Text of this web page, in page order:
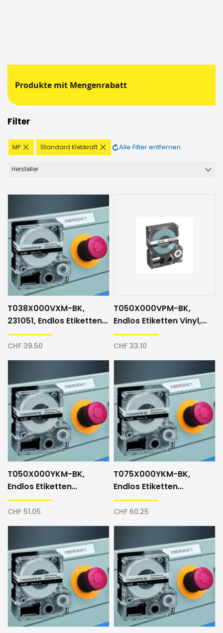
Produkte mit Mengenrabatt
Filter
MP
Diesen
Artikel
Standard Klebkraft
Diesen
Artikel
Alle Filter entfernen
Hersteller
T038X000VXM-BK,
231051, Endlos Etiketten
Vinyl, 9mm,
gelb/schwarz
CHF 39.50
T050X000VPM-BK,
Endlos Etiketten Vinyl,
12mm, weiss/schwarz
CHF 33.10
T050X000YKM-BK,
Endlos Etiketten
Polyester, 12mm,
transparent/schwarz
CHF 51.05
T075X000YKM-BK,
Endlos Etiketten
Polyester, 18mm,
transparent/schwarz
CHF 60.25